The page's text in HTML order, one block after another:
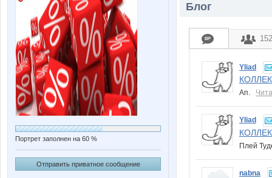
Портрет заполнен на 60 %
Отправить приватное сообщение
Блог
Yliad
Ап.
Yliad
Плей
nabna